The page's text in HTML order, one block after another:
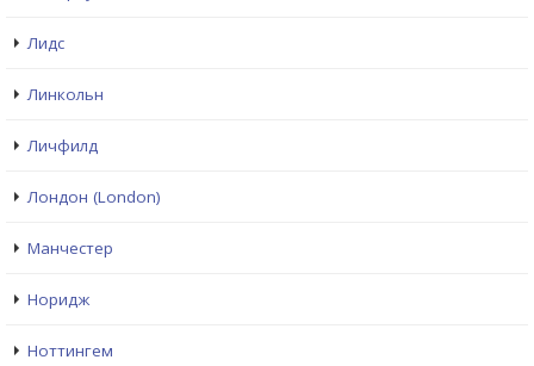
Лидс
Линкольн
Личфилд
Лондон (London)
Манчестер
Норидж
Ноттингем